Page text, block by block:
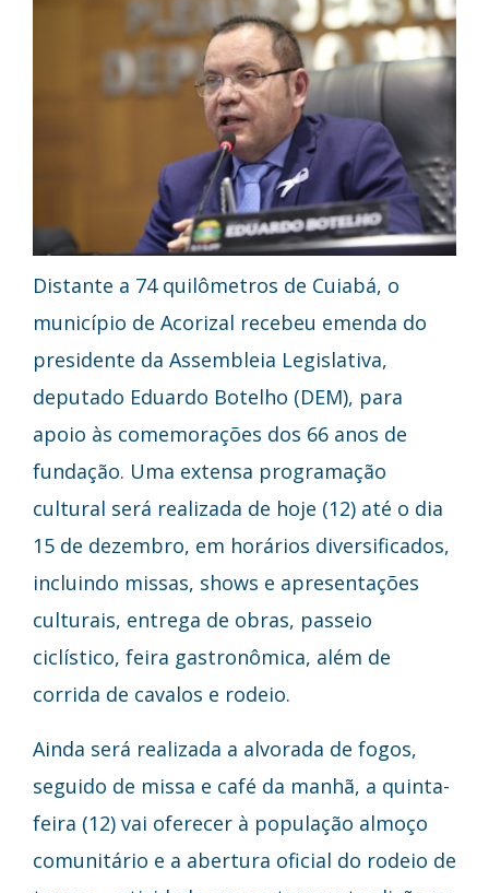
Distante a 74 quilômetros de Cuiabá, o
município de Acorizal recebeu emenda do
presidente da Assembleia Legislativa,
deputado Eduardo Botelho (DEM), para
apoio às comemorações dos 66 anos de
fundação. Uma extensa programação
cultural será realizada de hoje (12) até o dia
15 de dezembro, em horários diversificados,
incluindo missas, shows e apresentações
culturais, entrega de obras, passeio
ciclístico, feira gastronômica, além de
corrida de cavalos e rodeio.
Ainda será realizada a alvorada de fogos,
seguido de missa e café da manhã, a quinta-
feira (12) vai oferecer à população almoço
comunitário e a abertura oficial do rodeio de